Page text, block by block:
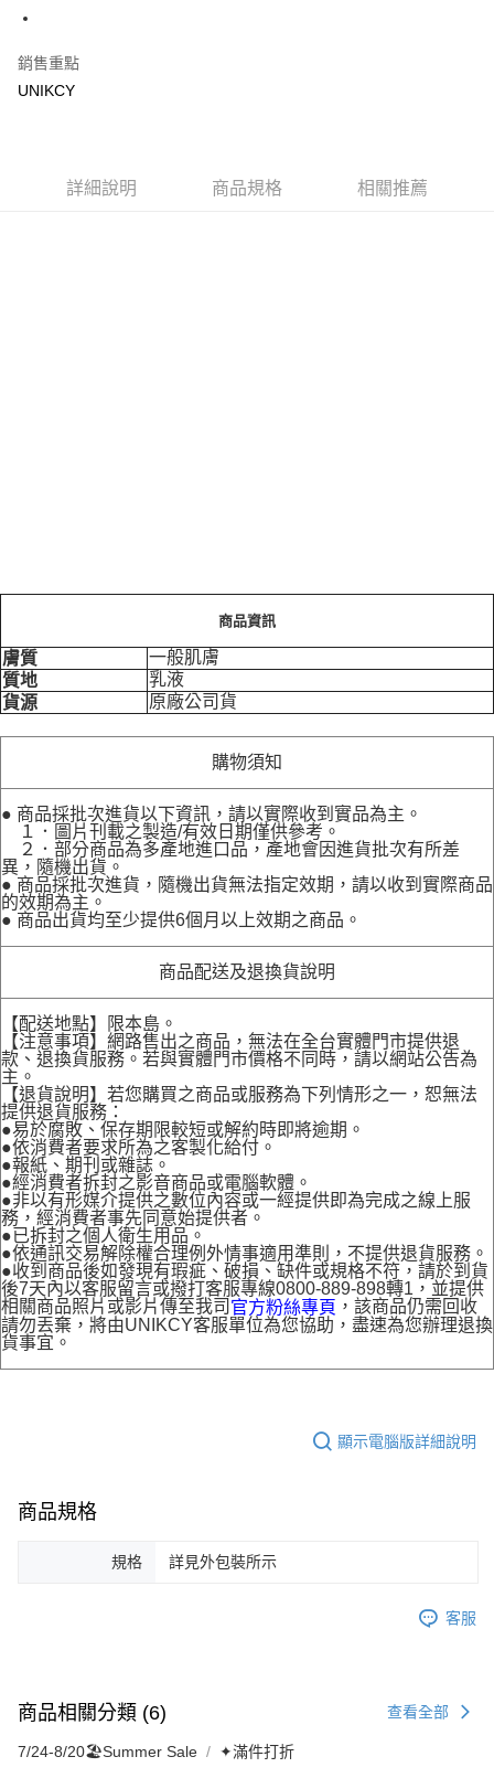
7-11取貨付款［需3-5個工作天不含預購商品］
銷售重點
UNIKCY
詳細說明 商品規格 相關推薦
商品資訊
膚質
一般肌膚
質地
乳液
貨源
原廠公司貨
購物須知
● 商品採批次進貨以下資訊，請以實際收到實品為主。
１．圖片刊載之製造/有效日期僅供參考。
２．部分商品為多產地進口品，產地會因進貨批次有所差
異，隨機出貨。
● 商品採批次進貨，隨機出貨無法指定效期，請以收到實際商品
的效期為主。
● 商品出貨均至少提供6個月以上效期之商品。
商品配送及退換貨說明
【配送地點】限本島。
【注意事項】網路售出之商品，無法在全台實體門市提供退
款、退換貨服務。若與實體門市價格不同時，請以網站公告為
主。
【退貨說明】若您購買之商品或服務為下列情形之一，恕無法
提供退貨服務：
●易於腐敗、保存期限較短或解約時即將逾期。
●依消費者要求所為之客製化給付。
●報紙、期刊或雜誌。
●經消費者拆封之影音商品或電腦軟體。
●非以有形媒介提供之數位內容或一經提供即為完成之線上服
務，經消費者事先同意始提供者。
●已拆封之個人衛生用品。
●依通訊交易解除權合理例外情事適用準則，不提供退貨服務。
●收到商品後如發現有瑕疵、破損、缺件或規格不符，請於到貨
後7天內以客服留言或撥打客服專線0800-889-898轉1，並提供
相關商品照片或影片傳至我司 官方粉絲專頁 ，該商品仍需回收
請勿丟棄，將由UNIKCY客服單位為您協助，盡速為您辦理退換
貨事宜。
顯示電腦版詳細說明
商品規格
規格 詳見外包裝所示
客服
商品相關分類 (6) 查看全部
7/24-8/20🏖️Summer Sale ✦滿件打折